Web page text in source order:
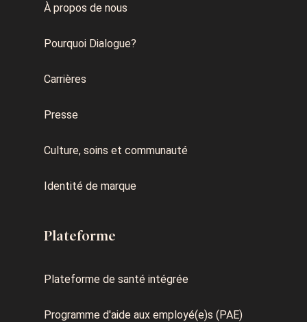
À propos de nous
Pourquoi Dialogue?
Carrières
Presse
Culture, soins et communauté
Identité de marque
Plateforme
Plateforme de santé intégrée
Programme d'aide aux employé(e)s (PAE)